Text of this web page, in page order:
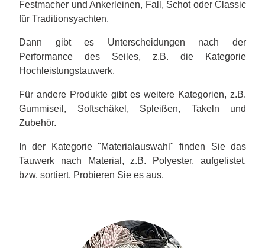
Festmacher und Ankerleinen, Fall, Schot oder Classic
für Traditionsyachten.
Dann gibt es Unterscheidungen nach der
Performance des Seiles, z.B. die Kategorie
Hochleistungstauwerk.
Für andere Produkte gibt es weitere Kategorien, z.B.
Gummiseil, Softschäkel, Spleißen, Takeln und
Zubehör.
In der Kategorie "Materialauswahl" finden Sie das
Tauwerk nach Material, z.B. Polyester, aufgelistet,
bzw. sortiert. Probieren Sie es aus.